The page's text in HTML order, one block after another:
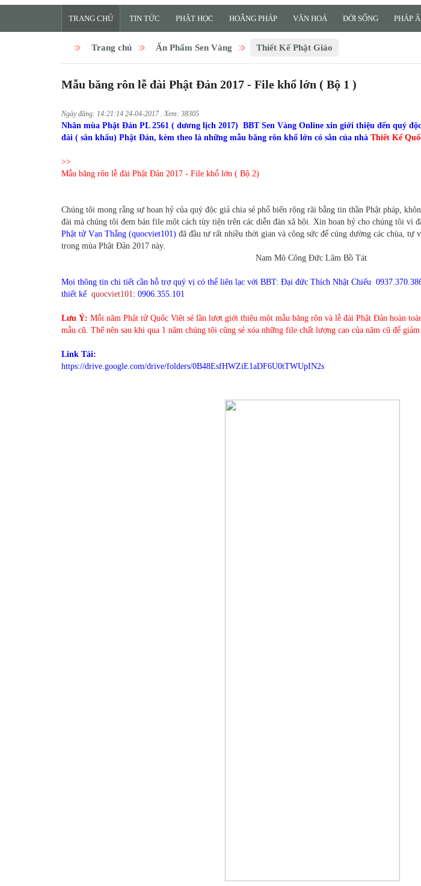
TRANG CHỦ TIN TỨC PHẬT HỌC HOẰNG PHÁP VĂN HOÁ ĐỜI SỐNG PHÁP
Trang chủ Ấn Phẩm Sen Vàng Thiết Kế Phật Giáo
Mẫu băng rôn lễ đài Phật Đản 2017 - File khổ lớn ( Bộ 1 )
Ngày đăng: 14:21:14 24-04-2017 . Xem: 38305
Nhân mùa Phật Đản PL 2561 ( dương lịch 2017) BBT Sen Vàng Online xin giới thiệu đến quý
đài ( sân khấu) Phật Đản, kèm theo là những mẫu băng rôn khổ lớn có sẳn của nhà Thiết Kế
>>
Mẫu băng rôn lễ đài Phật Đản 2017 - File khổ lớn ( Bộ 2)
Chúng tôi mong rằng sự hoan hỷ của quý độc giả chia sẻ phổ biến rộng rãi bằng tin thần Phật pháp,
đài mà chúng tôi đem bán file một cách tùy tiện trên các diễn đàn xã hội. Xin hoan hỷ cho chúng tôi vì
Phật tử Vạn Thắng (quocviet101) đã đầu tư rất nhiều thời gian và công sức để cúng dường các chùa, tự
trong mùa Phật Đản 2017 này.
Nam Mô Công Đức Lâm Bồ Tát
Mọi thông tin chi tiết cần hỗ trợ quý vị có thể liên lạc với BBT: Đại đức Thích Nhật Chiếu
thiết kế quocviet101: 0906.355.101
Lưu Ý: Mỗi năm Phật tử Quốc Việt sẻ lần lượt giới thiệu một mẫu băng rôn và lễ đài Phật Đản hoàn
mẫu cũ. Thế nên sau khi qua 1 năm chúng tôi cũng sẻ xóa những file chất lượng cao của năm cũ để
Link Tải:
https://drive.google.com/drive/folders/0B48EsfHWZiE1aDF6U0tTWUpIN2s